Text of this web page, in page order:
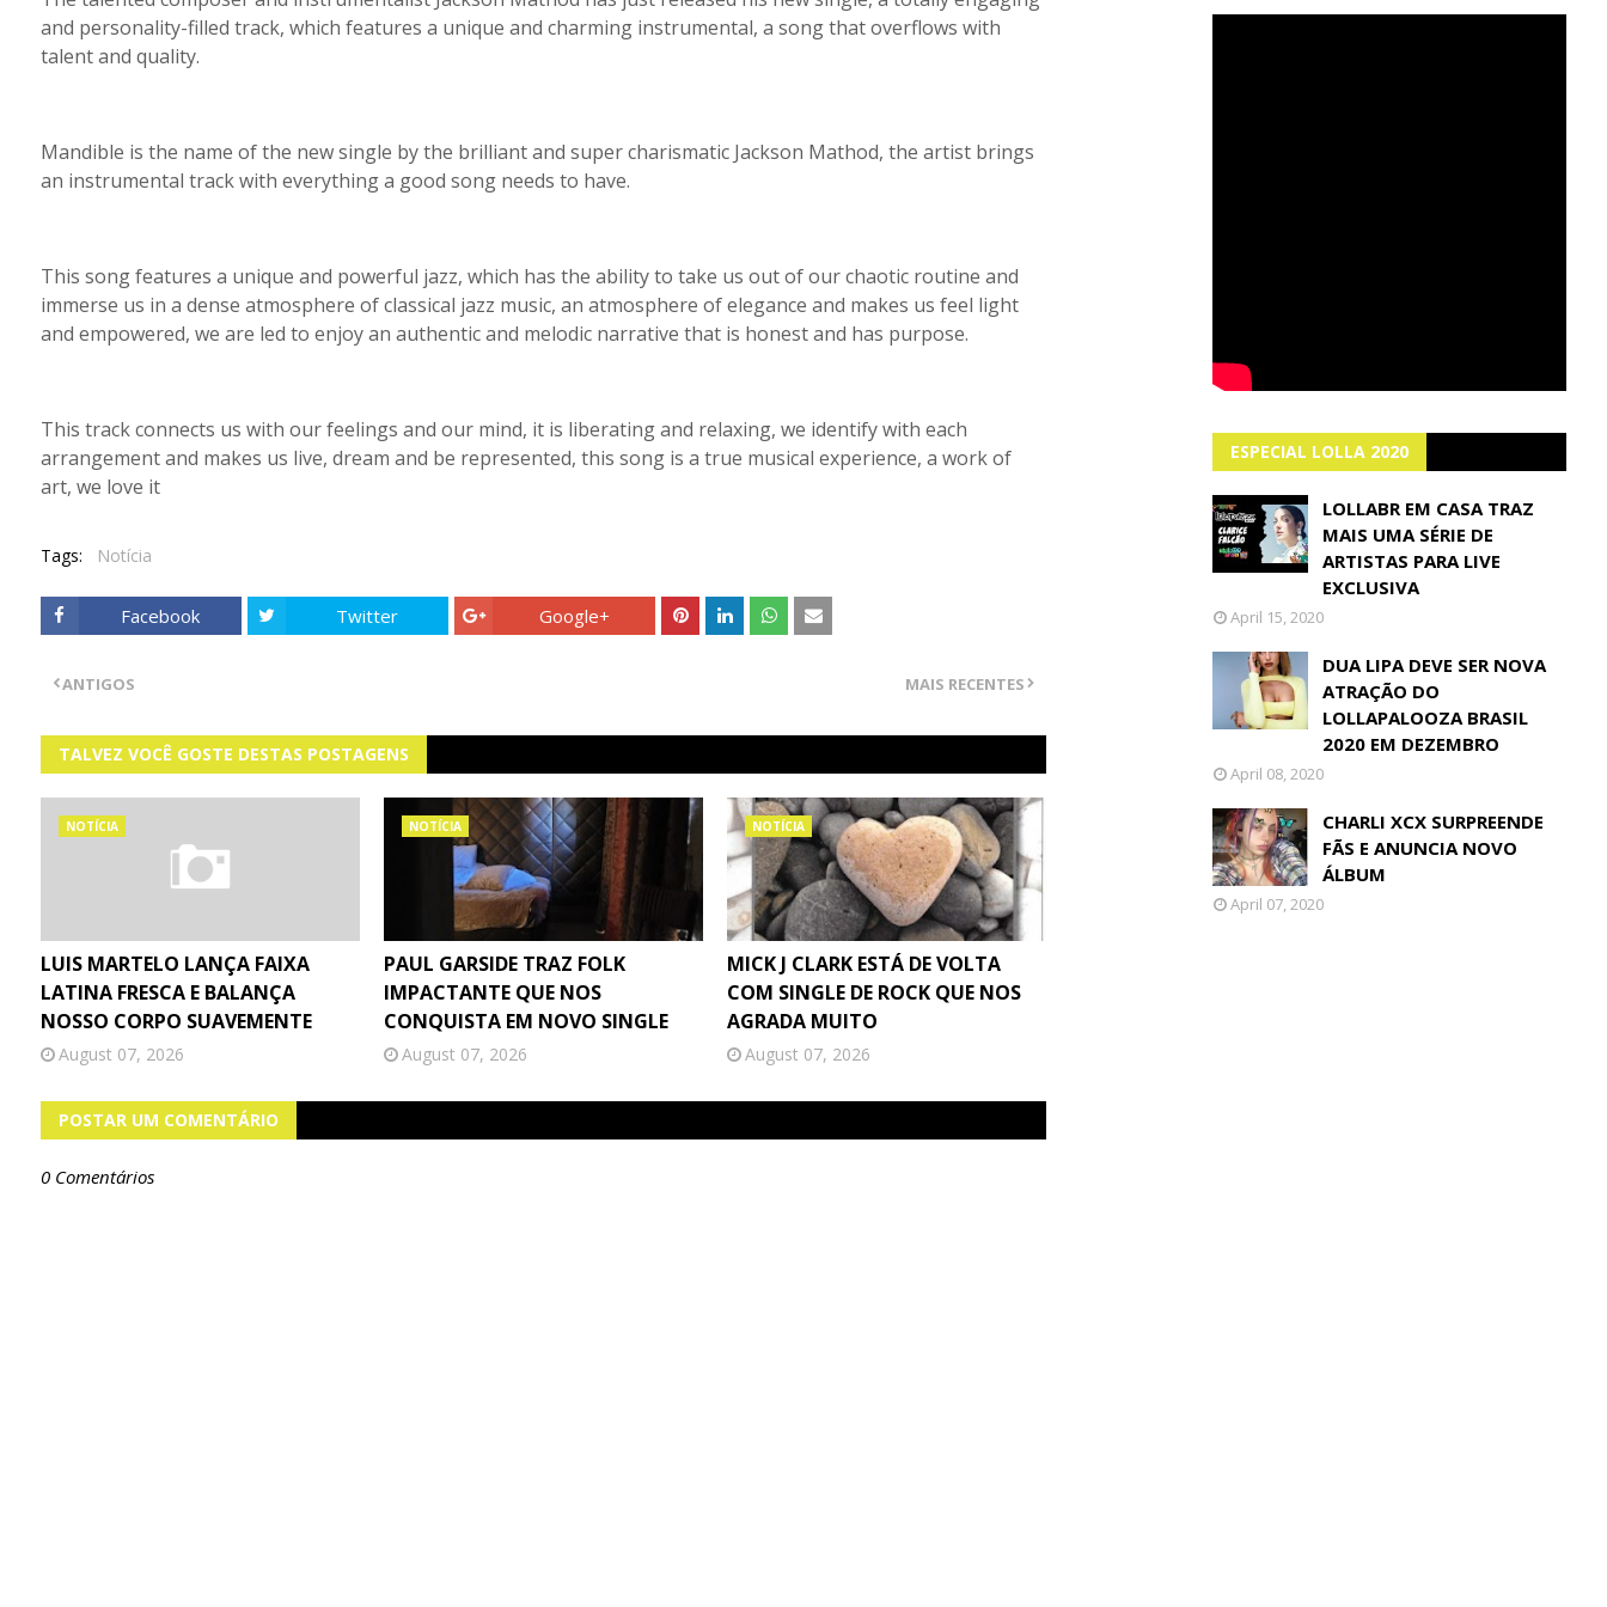
and personality-filled track, which features a unique and charming instrumental, a song that overflows with
talent and quality.
Mandible is the name of the new single by the brilliant and super charismatic Jackson Mathod, the artist brings
an instrumental track with everything a good song needs to have.
This song features a unique and powerful jazz, which has the ability to take us out of our chaotic routine and
immerse us in a dense atmosphere of classical jazz music, an atmosphere of elegance and makes us feel light
and empowered, we are led to enjoy an authentic and melodic narrative that is honest and has purpose.
This track connects us with our feelings and our mind, it is liberating and relaxing, we identify with each
arrangement and makes us live, dream and be represented, this song is a true musical experience, a work of
art, we love it
Tags: Notícia
Facebook Twitter Google+
MAIS RECENTES
ANTIGOS
TALVEZ VOCÊ GOSTE DESTAS POSTAGENS
NOTÍCIA
LUIS MARTELO LANÇA FAIXA
LATINA FRESCA E BALANÇA
NOSSO CORPO SUAVEMENTE
August 07, 2026
NOTÍCIA
PAUL GARSIDE TRAZ FOLK
IMPACTANTE QUE NOS
CONQUISTA EM NOVO SINGLE
August 07, 2026
NOTÍCIA
MICK J CLARK ESTÁ DE VOLTA
COM SINGLE DE ROCK QUE NOS
AGRADA MUITO
August 07, 2026
POSTAR UM COMENTÁRIO
0 Comentários
ESPECIAL LOLLA 2020
LOLLABR EM CASA TRAZ
MAIS UMA SÉRIE DE
ARTISTAS PARA LIVE
EXCLUSIVA
April 15, 2020
DUA LIPA DEVE SER NOVA
ATRAÇÃO DO
LOLLAPALOOZA BRASIL
2020 EM DEZEMBRO
April 08, 2020
CHARLI XCX SURPREENDE
FÃS E ANUNCIA NOVO
ÁLBUM
April 07, 2020